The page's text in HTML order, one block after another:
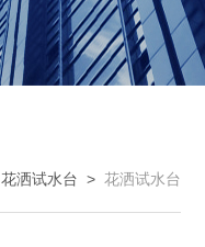
花洒试水台 > 花洒试水台